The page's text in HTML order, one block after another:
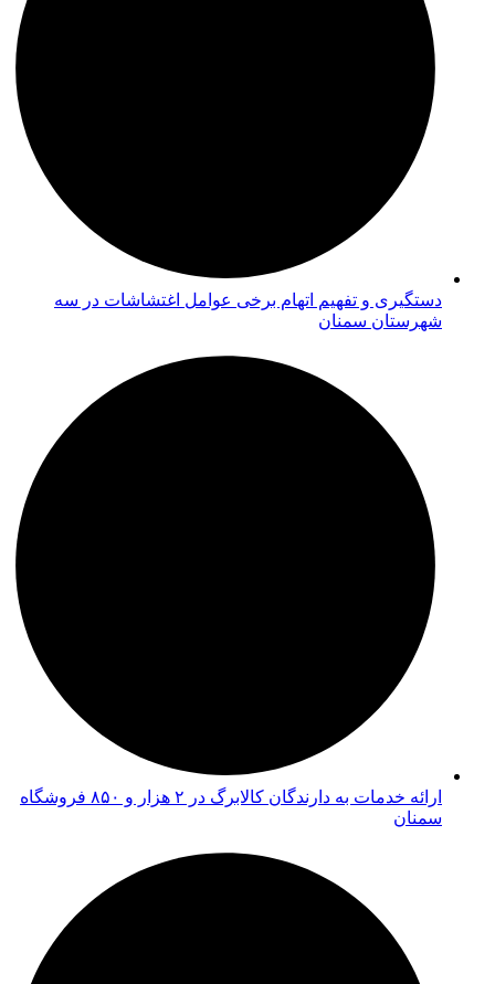
دستگیری و تفهیم اتهام برخی عوامل اغتشاشات در سه
شهرستان سمنان
ارائه خدمات به دارندگان کالابرگ در ۲ هزار و ۸۵۰ فروشگاه
سمنان